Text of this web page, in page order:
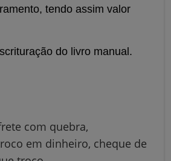
tendo assim valor
do livro manual.
com quebra,
em dinheiro, cheque de